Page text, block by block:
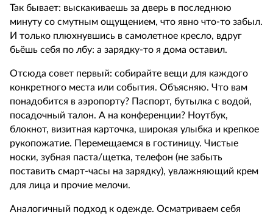
Так бывает: выскакиваешь за дверь в последнюю
минуту со смутным ощущением, что явно что-то забыл.
И только плюхнувшись в самолетное кресло, вдруг
бьёшь себя по лбу: а зарядку-то я дома оставил.
Отсюда совет первый: собирайте вещи для каждого
конкретного места или события. Объясняю. Что вам
понадобится в аэропорту? Паспорт, бутылка с водой,
посадочный талон. А на конференции? Ноутбук,
блокнот, визитная карточка, широкая улыбка и крепкое
рукопожатие. Перемещаемся в гостиницу. Чистые
носки, зубная паста/щетка, телефон (не забыть
поставить смарт-часы на зарядку), увлажняющий крем
для лица и прочие мелочи.
Аналогичный подход к одежде. Осматриваем себя